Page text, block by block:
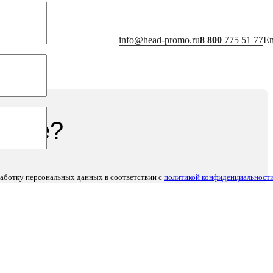
info@head-promo.ru8 800 775 51 77
персональных данных в соответствии с политикой